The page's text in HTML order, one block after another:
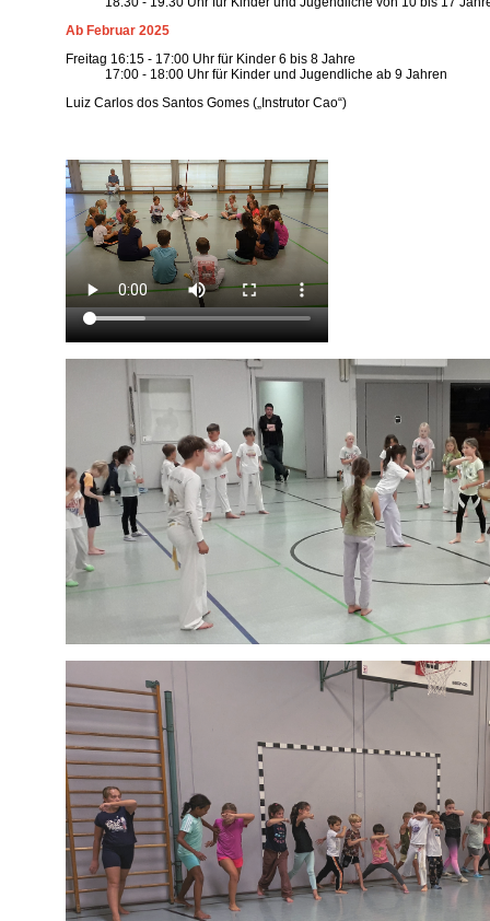
Ab Februar 2025
Freitag 16:15 - 17:00 Uhr für Kinder 6 bis 8 Jahre
17:00 - 18:00 Uhr für Kinder und Jugendliche ab 9 Jahren
Luiz Carlos dos Santos Gomes („Instrutor Cao“)